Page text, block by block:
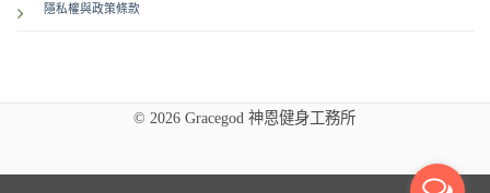
隱私權與政策條款
© 2026 Gracegod 神恩健身工務所